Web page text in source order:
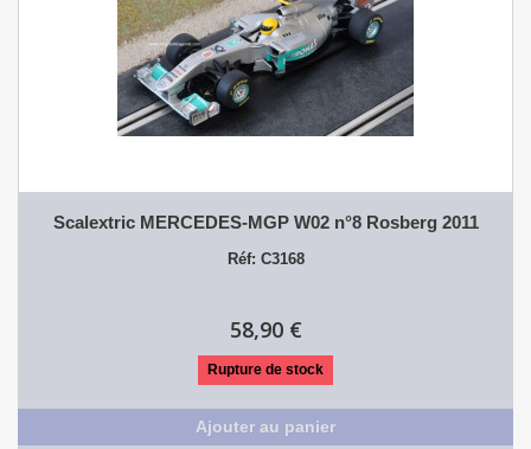
Scalextric MERCEDES-MGP W02 n°8 Rosberg 2011
Réf: C3168
58,90 €
Rupture de stock
Ajouter au panier